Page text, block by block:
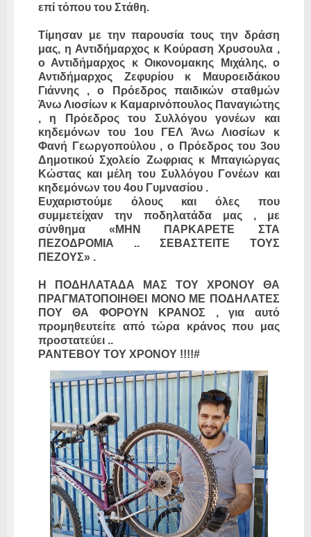
επί τόπου του Στάθη.
Τίμησαν με την παρουσία τους την δράση
μας, η Αντιδήμαρχος κ Κούραση Χρυσουλα ,
ο Αντιδήμαρχος κ Οικονομακης Μιχάλης, ο
Αντιδήμαρχος Ζεφυρίου κ Μαυροειδάκου
Γιάννης , ο Πρόεδρος παιδικών σταθμών
Άνω Λιοσίων κ Καμαρινόπουλος Παναγιώτης
, η Πρόεδρος του Συλλόγου γονέων και
κηδεμόνων του 1ου ΓΕΛ Άνω Λιοσίων κ
Φανή Γεωργοπούλου , ο Πρόεδρος του 3ου
Δημοτικού Σχολείο Ζωφριας κ Μπαγιώργας
Κώστας και μέλη του Συλλόγου Γονέων και
κηδεμόνων του 4ου Γυμνασίου .
Ευχαριστούμε όλους και όλες που
συμμετείχαν την ποδηλατάδα μας , με
σύνθημα «ΜΗΝ ΠΑΡΚΑΡΕΤΕ ΣΤΑ
ΠΕΖΟΔΡΟΜΙΑ .. ΣΕΒΑΣΤΕΙΤΕ ΤΟΥΣ
ΠΕΖΟΥΣ» .
Η ΠΟΔΗΛΑΤΑΔΑ ΜΑΣ ΤΟΥ ΧΡΟΝΟΥ ΘΑ
ΠΡΑΓΜΑΤΟΠΟΙΗΘΕΙ ΜΟΝΟ ΜΕ ΠΟΔΗΛΑΤΕΣ
ΠΟΥ ΘΑ ΦΟΡΟΥΝ ΚΡΑΝΟΣ , για αυτό
προμηθευτείτε από τώρα κράνος που μας
προστατεύει ..
ΡΑΝΤΕΒΟΥ ΤΟΥ ΧΡΟΝΟΥ !!!!#